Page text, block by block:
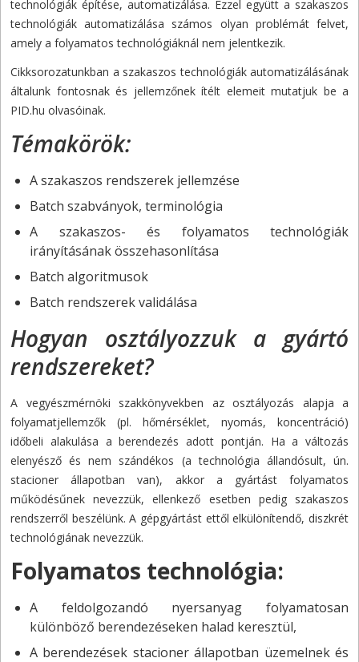
technológiák építése, automatizálása. Ezzel együtt a szakaszos
technológiák automatizálása számos olyan problémát felvet,
amely a folyamatos technológiáknál nem jelentkezik.
Cikksorozatunkban a szakaszos technológiák automatizálásának
általunk fontosnak és jellemzőnek ítélt elemeit mutatjuk be a
PID.hu olvasóinak.
Témakörök:
A szakaszos rendszerek jellemzése
Batch szabványok, terminológia
A szakaszos- és folyamatos technológiák
irányításának összehasonlítása
Batch algoritmusok
Batch rendszerek validálása
Hogyan osztályozzuk a gyártó
rendszereket?
A vegyészmérnöki szakkönyvekben az osztályozás alapja a
folyamatjellemzők (pl. hőmérséklet, nyomás, koncentráció)
időbeli alakulása a berendezés adott pontján. Ha a változás
elenyésző és nem szándékos (a technológia állandósult, ún.
stacioner állapotban van), akkor a gyártást folyamatos
működésűnek nevezzük, ellenkező esetben pedig szakaszos
rendszerről beszélünk. A gépgyártást ettől elkülönítendő, diszkrét
technológiának nevezzük.
Folyamatos technológia:
A feldolgozandó nyersanyag folyamatosan
különböző berendezéseken halad keresztül,
A berendezések stacioner állapotban üzemelnek és